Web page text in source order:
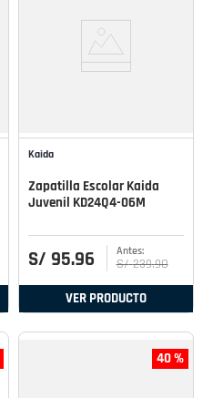
Kaida
Zapatilla Escolar Kaida
Juvenil KD24Q4-06M
S/ 95.96 S/ 239.90
VER PRODUCTO
40 %